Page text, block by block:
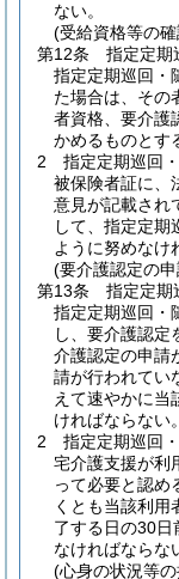
ない。
(受給資格等の
第12条
指定定期
指定定期巡回・
た場合は、その
者資格、要介護
かめるものとす
2
指定定期巡回
被保険者証に、
意見が記載され
して、指定定期
ように努めなけ
(要介護認定の
第13条
指定定期
指定定期巡回・
し、要介護認定
介護認定の申請
請が行われてい
えて速やかに当
ければならない。
2
指定定期巡回
宅介護支援が利
って必要と認め
くとも当該利用
了する日の30日
なければならな
(心身の状況等